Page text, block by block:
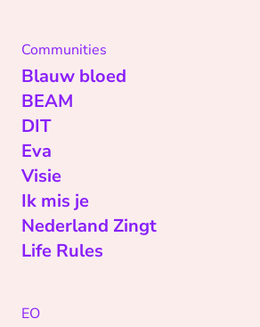
Communities
Blauw bloed
BEAM
DIT
Eva
Visie
Ik mis je
Nederland Zingt
Life Rules
EO